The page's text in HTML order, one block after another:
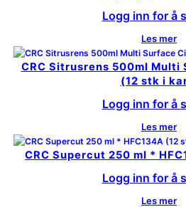
Logg inn for å
Les mer
CRC Sitrusrens 500ml Multi
(12 stk i
Logg inn for å
Les mer
CRC Supercut 250 ml *
Logg inn for å
Les mer